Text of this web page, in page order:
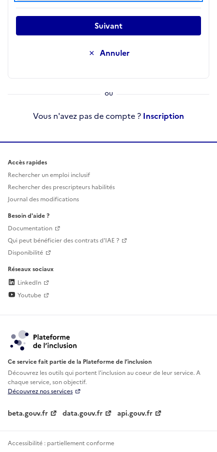
Annuler
Suivant
Vous n'avez pas de compte ? Inscription
Accès rapides
Rechercher un emploi inclusif
Rechercher des prescripteurs habilités
Journal des modifications
Besoin d'aide ?
Documentation
Qui peut bénéficier des contrats d'IAE ?
Disponibilité
Réseaux sociaux
LinkedIn
Youtube
Ce service fait partie de la Plateforme de l’inclusion
Découvrez les outils qui portent l'inclusion aucoeur de leur service. A
chaque service, son objectif.
Découvrez nos services
beta.gouv.fr data.gouv.fr api.gouv.fr
Accessibilité : partiellement conforme